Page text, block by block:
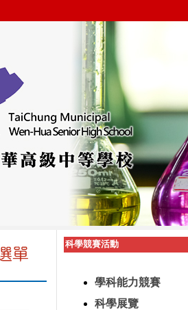
科學競賽活動
學科能力競賽
科學展覽